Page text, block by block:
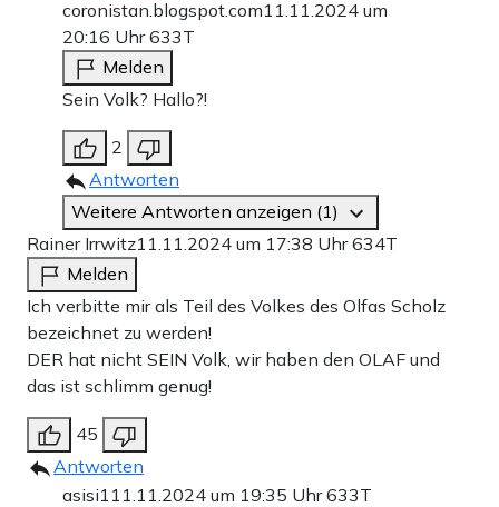
coronistan.blogspot.com11.11.2024 um
20:16 Uhr633T
Melden
Sein Volk? Hallo?!
2
Antworten
Weitere Antworten anzeigen (1)
Rainer Irrwitz11.11.2024 um 17:38 Uhr634T
Melden
Ich verbitte mir als Teil des Volkes des Olfas Scholz
bezeichnet zu werden!
DER hat nicht SEIN Volk, wir haben den OLAF und
das ist schlimm genug!
45
Antworten
asisi1 11.11.2024 um 19:35 Uhr633T